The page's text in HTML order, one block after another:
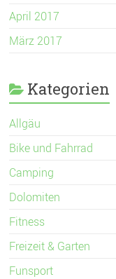
April 2017
März 2017
Kategorien
Allgäu
Bike und Fahrrad
Camping
Dolomiten
Fitness
Freizeit & Garten
Funsport